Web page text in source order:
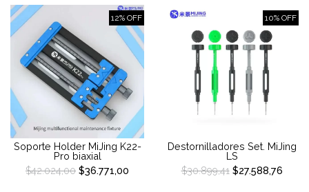
12% OFF
Soporte Holder MiJing K22-
Pro biaxial
$42.024,00 $36.771,00
10% OFF
Destornilladores Set. MiJing
LS
$30.899,41$27.588,76